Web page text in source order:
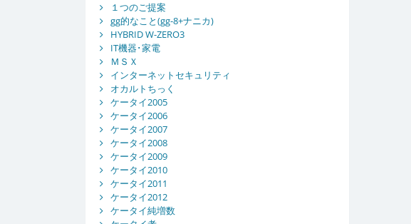
１つのご提案
gg的なこと(gg-8+ナニカ)
HYBRID W-ZERO3
IT機器･家電
ＭＳＸ
インターネットセキュリティ
オカルトちっく
ケータイ2005
ケータイ2006
ケータイ2007
ケータイ2008
ケータイ2009
ケータイ2010
ケータイ2011
ケータイ2012
ケータイ純増数